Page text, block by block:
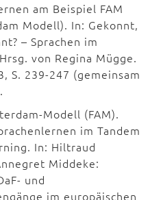
am Beispiel FAM
Modell). In: Gekonnt,
– Sprachen im
von Regina Mügge.
S. 239-247 (gemeinsam
Modell (FAM).
im Tandem
In: Hiltraud
Middeke:
und
im europäischen